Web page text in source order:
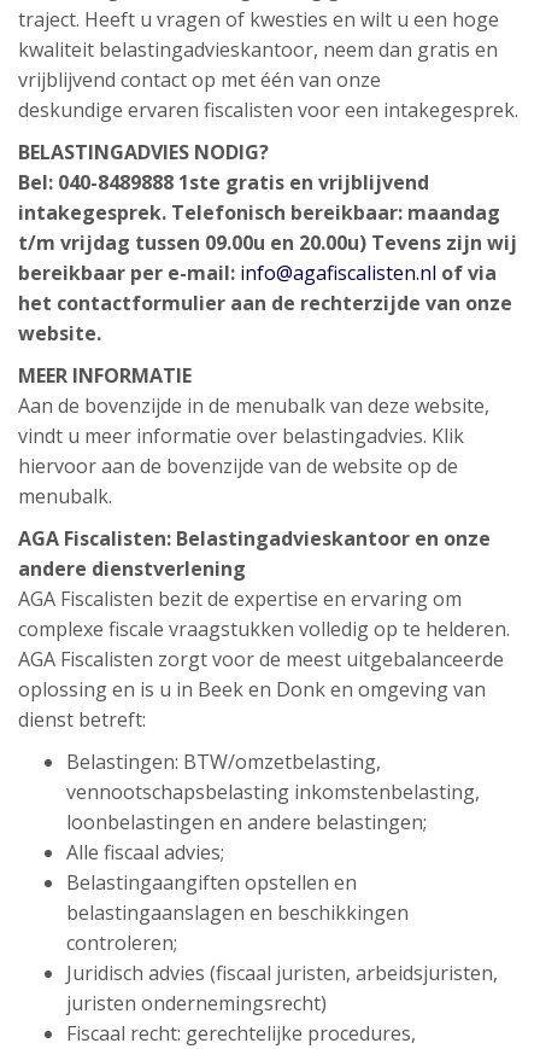
traject. Heeft u vragen of kwesties en wilt u een hoge
kwaliteit belastingadvieskantoor, neem dan gratis en
vrijblijvend contact op met één van onze
deskundige ervaren fiscalisten voor een intakegesprek.
BELASTINGADVIES NODIG?
Bel: 040-8489888 1ste gratis en vrijblijvend
intakegesprek. Telefonisch bereikbaar: maandag
t/m vrijdag tussen 09.00u en 20.00u) Tevens zijn wij
bereikbaar per e-mail: info@agafiscalisten.nl of via
het contactformulier aan de rechterzijde van onze
website.
MEER INFORMATIE
Aan de bovenzijde in de menubalk van deze website,
vindt u meer informatie over belastingadvies. Klik
hiervoor aan de bovenzijde van de website op de
menubalk.
AGA Fiscalisten: Belastingadvieskantoor en onze
andere dienstverlening
AGA Fiscalisten bezit de expertise en ervaring om
complexe fiscale vraagstukken volledig op te helderen.
AGA Fiscalisten zorgt voor de meest uitgebalanceerde
oplossing en is u in Beek en Donk en omgeving van
dienst betreft:
Belastingen: BTW/omzetbelasting,
vennootschapsbelasting inkomstenbelasting,
loonbelastingen en andere belastingen;
Alle fiscaal advies;
Belastingaangiften opstellen en
belastingaanslagen en beschikkingen
controleren;
Juridisch advies (fiscaal juristen, arbeidsjuristen,
juristen ondernemingsrecht)
Fiscaal recht: gerechtelijke procedures,